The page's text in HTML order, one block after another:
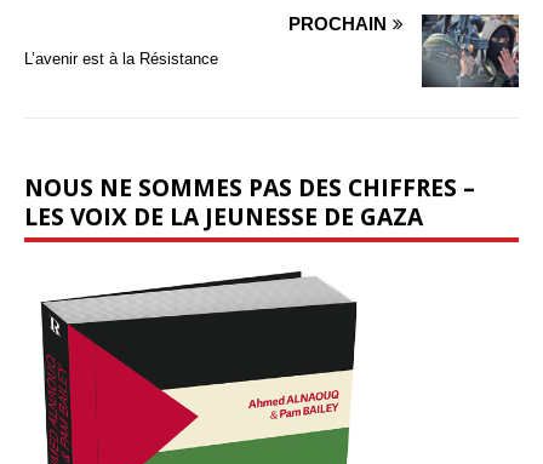
PROCHAIN
L’avenir est à la Résistance
NOUS NE SOMMES PAS DES CHIFFRES –
LES VOIX DE LA JEUNESSE DE GAZA